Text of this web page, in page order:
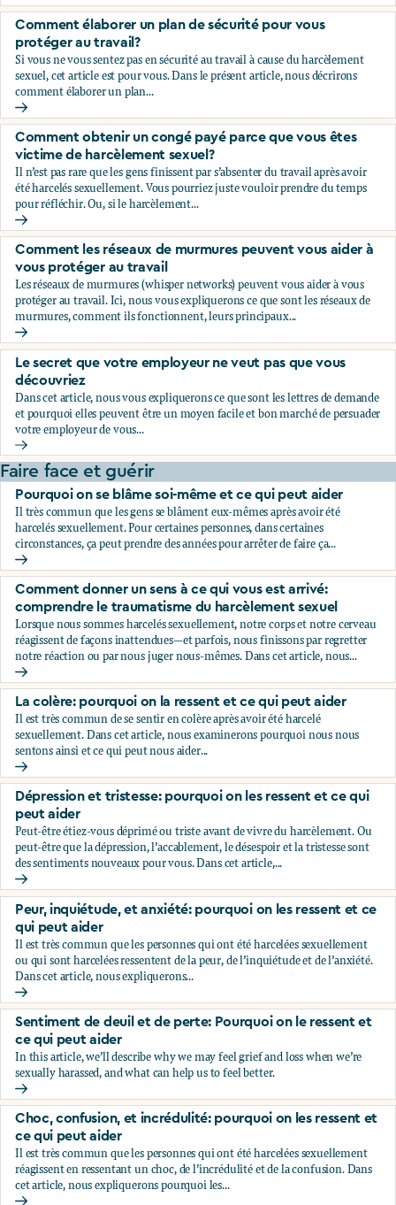
Comment élaborer un plan de sécurité pour vous
protéger au travail?
Si vous ne vous sentez pas en sécurité au travail à cause du harcèlement
sexuel, cet article est pour vous. Dans le présent article, nous décrirons
comment élaborer un plan...
Comment élaborer un plan de sécurité pour vous protéger
Comment obtenir un congé payé parce que vous êtes
victime de harcèlement sexuel?￼
Il n’est pas rare que les gens finissent par s’absenter du travail après avoir
été harcelés sexuellement. Vous pourriez juste vouloir prendre du temps
pour réfléchir. Ou, si le harcèlement...
Comment obtenir un congé payé parce que vous êtes
Comment les réseaux de murmures peuvent vous aider à
vous protéger au travail
Les réseaux de murmures (whisper networks) peuvent vous aider à vous
protéger au travail. Ici, nous vous expliquerons ce que sont les réseaux de
murmures, comment ils fonctionnent, leurs principaux...
Comment les réseaux de murmures peuvent vous aider à
Le secret que votre employeur ne veut pas que vous
découvriez
Dans cet article, nous vous expliquerons ce que sont les lettres de demande
et pourquoi elles peuvent être un moyen facile et bon marché de persuader
votre employeur de vous...
Le secret que votre employeur ne veut pas que vous
Faire face et guérir
Pourquoi on se blâme soi-même et ce qui peut aider
Il très commun que les gens se blâment eux-mêmes après avoir été
harcelés sexuellement. Pour certaines personnes, dans certaines
circonstances, ça peut prendre des années pour arrêter de faire ça...
Pourquoi on se blâme soi-même et ce qui peut aider
Comment donner un sens à ce qui vous est arrivé:
comprendre le traumatisme du harcèlement sexuel
Lorsque nous sommes harcelés sexuellement, notre corps et notre cerveau
réagissent de façons inattendues—et parfois, nous finissons par regretter
notre réaction ou par nous juger nous-mêmes. Dans cet article, nous...
Comment donner un sens à ce qui vous est arrivé:
La colère: pourquoi on la ressent et ce qui peut aider
Il est très commun de se sentir en colère après avoir été harcelé
sexuellement. Dans cet article, nous examinerons pourquoi nous nous
sentons ainsi et ce qui peut nous aider...
La colère: pourquoi on la ressent et ce qui peut aider
Dépression et tristesse: pourquoi on les ressent et ce qui
peut aider
Peut-être étiez-vous déprimé ou triste avant de vivre du harcèlement. Ou
peut-être que la dépression, l’accablement, le désespoir et la tristesse sont
des sentiments nouveaux pour vous. Dans cet article,...
Dépression et tristesse: pourquoi on les ressent et ce qui
Peur, inquiétude, et anxiété: pourquoi on les ressent et ce
qui peut aider
Il est très commun que les personnes qui ont été harcelées sexuellement
ou qui sont harcelées ressentent de la peur, de l’inquiétude et de l’anxiété.
Dans cet article, nous expliquerons...
Peur, inquiétude, et anxiété: pourquoi on les ressent et ce
Sentiment de deuil et de perte: Pourquoi on le ressent et
ce qui peut aider
In this article, we’ll describe why we may feel grief and loss when we’re
sexually harassed, and what can help us to feel better.
Sentiment de deuil et de perte: Pourquoi on le ressent et
Choc, confusion, et incrédulité: pourquoi on les ressent et
ce qui peut aider
Il est très commun que les personnes qui ont été harcelées sexuellement
réagissent en ressentant un choc, de l’incrédulité et de la confusion. Dans
cet article, nous expliquerons pourquoi les...